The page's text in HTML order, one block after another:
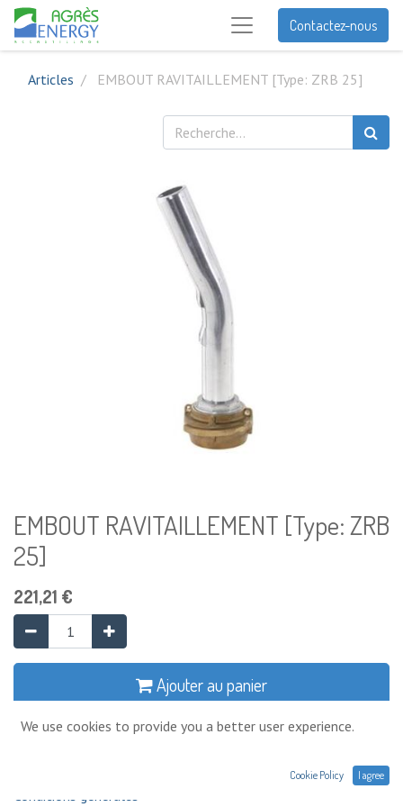
Contactez-nous
Articles EMBOUT RAVITAILLEMENT [Type: ZRB 25]
EMBOUT RAVITAILLEMENT [Type: ZRB
25]
221,21 €
Ajouter au panier
Ajouter à la liste de souhaits
Conditions générales
We use cookies to provide you a better user experience.
Cookie Policy I agree